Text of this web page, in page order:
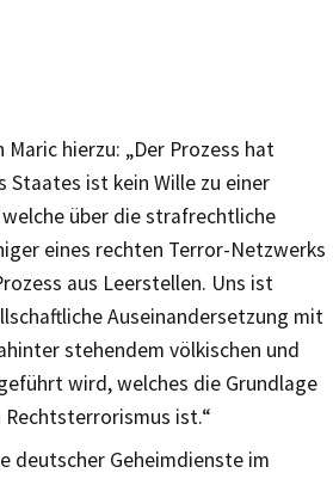
Maric hierzu: „Der Prozess hat
Staates ist kein Wille zu einer
über die strafrechtliche
eines rechten Terror-Netzwerks
aus Leerstellen. Uns ist
Auseinandersetzung mit
stehendem völkischen und
wird, welches die Grundlage
ist.“
deutscher Geheimdienste im